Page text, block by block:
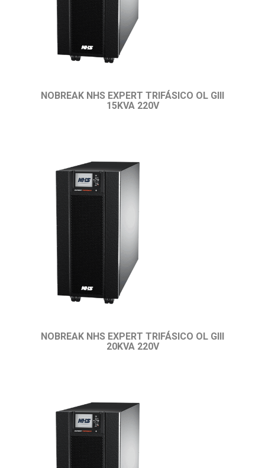
NOBREAK NHS EXPERT TRIFÁSICO OL GIII
15KVA 220V
NOBREAK NHS EXPERT TRIFÁSICO OL GIII
20KVA 220V